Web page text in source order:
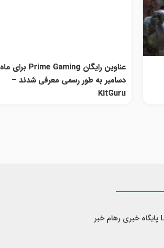
عناوین رایگان Prime Gaming برای ماه
دسامبر به طور رسمی معرفی شدند –
KitGuru
پایگاه خبری رهام خبر